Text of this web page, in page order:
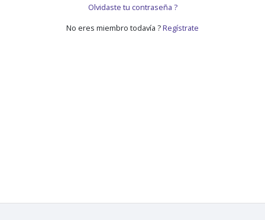
Olvidaste tu contraseña ?
No eres miembro todavía ?Regístrate